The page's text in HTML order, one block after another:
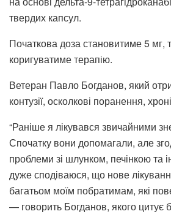
твердих капсул.
Початкова доза становитиме 5 мг,
коригуватиме терапію.
Ветеран Павло Богданов, який
контузії, осколкові поранення,
“Раніше я лікувався звичайними
Спочатку вони допомагали, але
проблеми зі шлунком, печінкою та
дуже сподіваюся, що нове
багатьом моїм побратимам, які
— говорить Богданов, якого цитує